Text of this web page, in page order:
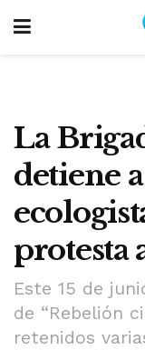
La
detiene
protesta
Este 15 de
de “Rebelión
retenidos